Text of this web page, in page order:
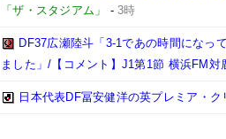
「ザ・スタジアム」
-3時
DF37広瀬陸斗「3-1であの時間になっ
ました」/【コメント】J1第1節 横浜FM対
日本代表DF冨安健洋の英プレミア・